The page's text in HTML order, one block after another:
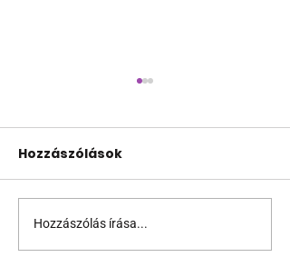
Közmunkára ítélték a
Hozzászólások
Hozzászólás írása...